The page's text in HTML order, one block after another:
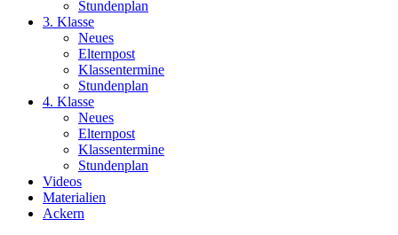
Stundenplan
3. Klasse
Neues
Elternpost
Klassentermine
Stundenplan
4. Klasse
Neues
Elternpost
Klassentermine
Stundenplan
Videos
Materialien
Ackern